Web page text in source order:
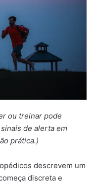
ou treinar pode
de alerta em
prática.)
descrevem um
discreta e